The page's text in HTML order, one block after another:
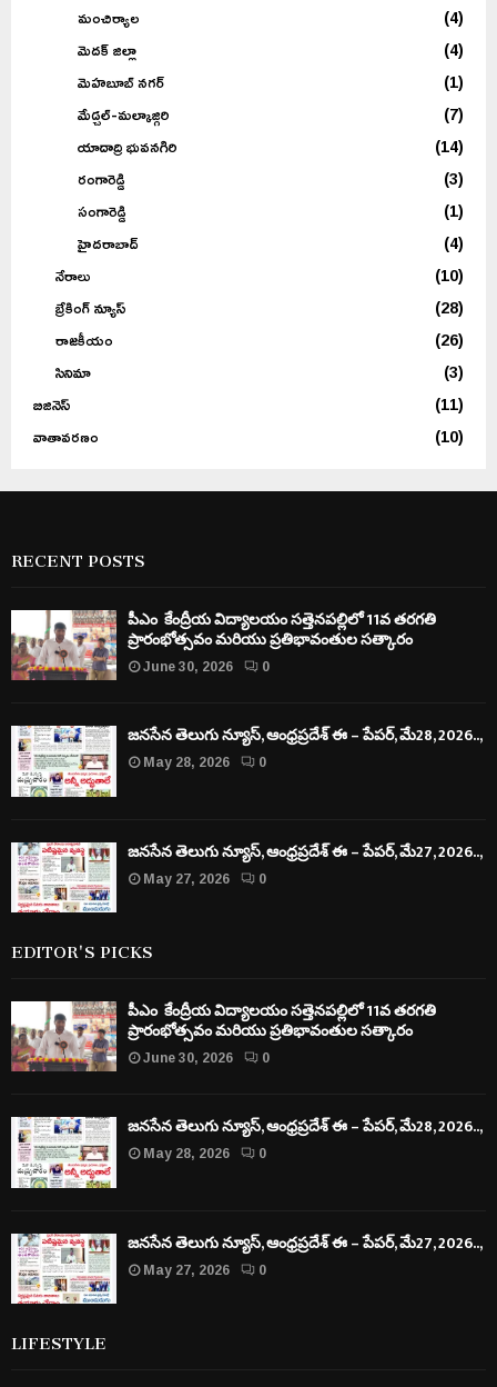
మంచిర్యాల
(4)
మెదక్ జిల్లా
(4)
మెహబూబ్ నగర్
(1)
మేడ్చల్-మల్కాజ్గిరి
(7)
యాదాద్రి భువనగిరి
(14)
రంగారెడ్డి
(3)
సంగారెడ్డి
(1)
హైదరాబాద్
(4)
నేరాలు
(10)
బ్రేకింగ్ న్యూస్
(28)
రాజకీయం
(26)
సినిమా
(3)
బిజినెస్
(11)
వాతావరణం
(10)
RECENT POSTS
పీఎం కేంద్రీయ విద్యాలయం సత్తెనపల్లిలో 11వ తరగతి
ప్రారంభోత్సవం మరియు ప్రతిభావంతుల సత్కారం
June 30, 2026
0
జనసేన తెలుగు న్యూస్, ఆంధ్రప్రదేశ్ ఈ – పేపర్, మే28, 2026..,
May 28, 2026
0
జనసేన తెలుగు న్యూస్, ఆంధ్రప్రదేశ్ ఈ – పేపర్, మే27, 2026..,
May 27, 2026
0
EDITOR'S PICKS
పీఎం కేంద్రీయ విద్యాలయం సత్తెనపల్లిలో 11వ తరగతి
ప్రారంభోత్సవం మరియు ప్రతిభావంతుల సత్కారం
June 30, 2026
0
జనసేన తెలుగు న్యూస్, ఆంధ్రప్రదేశ్ ఈ – పేపర్, మే28, 2026..,
May 28, 2026
0
జనసేన తెలుగు న్యూస్, ఆంధ్రప్రదేశ్ ఈ – పేపర్, మే27, 2026..,
May 27, 2026
0
LIFESTYLE